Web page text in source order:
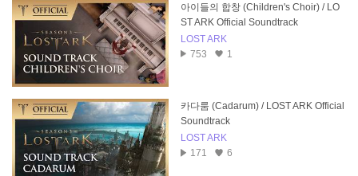
아이들의 합창 (Children's Choir) / LO
ST ARK Official Soundtrack
LOST ARK
753
1
카다룸 (Cadarum) / LOST ARK Official
Soundtrack
LOST ARK
171
6